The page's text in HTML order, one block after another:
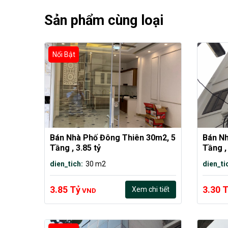
Sản phẩm cùng loại
Nổi Bật
Bán Nhà Phố Đông Thiên 30m2, 5
Tầng , 3.85 tỷ
dien_tich: 30 m2
3.85 TỷVND Xem chi tiết
Bán
Tầng
3.30